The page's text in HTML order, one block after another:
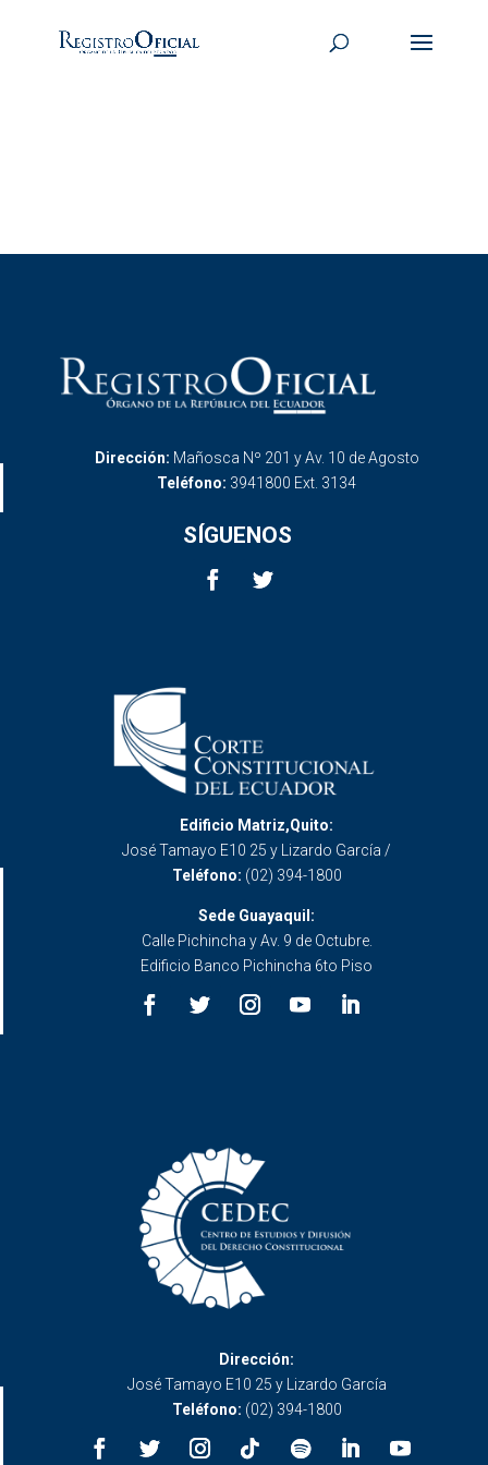
Dirección: Mañosca Nº 201 y Av. 10 de Agosto
Teléfono: 3941800 Ext. 3134
SÍGUENOS
Edificio Matriz,Quito:
José Tamayo E10 25 y Lizardo García /
Teléfono: (02) 394-1800
Sede Guayaquil:
Calle Pichincha y Av. 9 de Octubre.
Edificio Banco Pichincha 6to Piso
Dirección:
José Tamayo E10 25 y Lizardo García
Teléfono: (02) 394-1800